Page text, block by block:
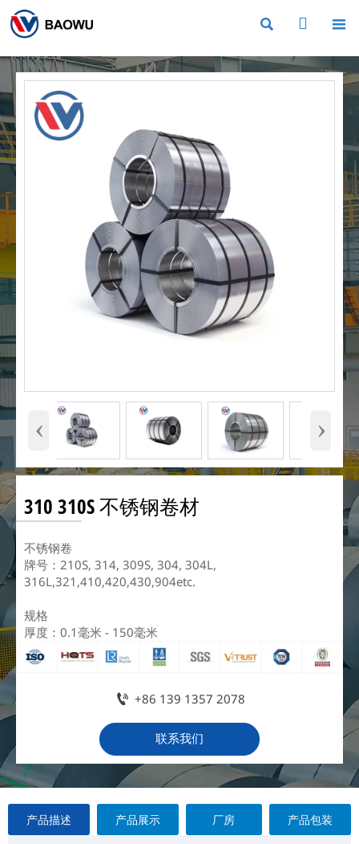
  
‹ ›
310 310S 不锈钢卷材
不锈钢卷
牌号：210S, 314, 309S, 304, 304L,
316L,321,410,420,430,904etc.
规格
厚度：0.1毫米 - 150毫米
 +86 139 1357 2078
联系我们
产品描述 产品展示 厂房 产品包装